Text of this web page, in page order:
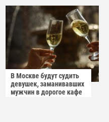
В Москве будут судить
девушек, заманивавших
мужчин в дорогое кафе